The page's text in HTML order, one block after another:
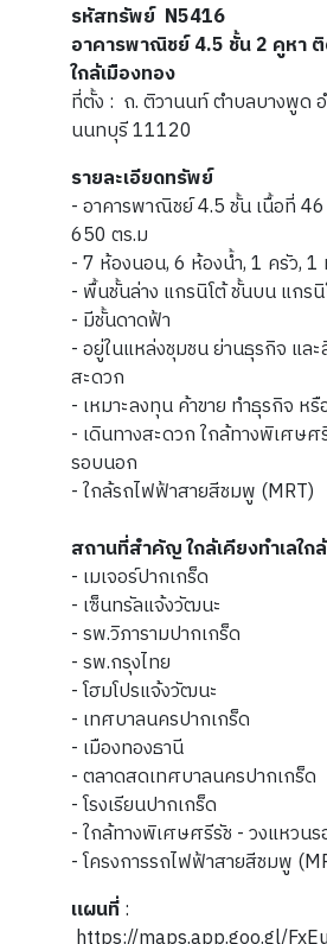
รหัสทรัพย์ N5416
อาคารพาณิชย์ 4.5 ชั้น 2 คูหา
ใกล้เมืองทอง
ที่ตั้ง : ถ. ติวานนท์ ตำบลบางพูด อ
นนทบุรี 11120
รายละเอียดทรัพย์
- อาคารพาณิชย์ 4.5 ชั้นเนื้อที่
650 ตร.ม
- 7 ห้องนอน, 6 ห้องน้ำ, 1 ครัว, 1
- พื้นชั้นล่าง แกรนิโต้ ชั้นบน แกร
- มีชั้นดาดฟ้า
- อยู่ในแหล่งชุมชน ย่านธุรกิจ แล
สะดวก
- เหมาะลงทุน ค้าขาย ทำธุรกิจ หรื
- เดินทางสะดวก ใกล้ทางพิเศษศ
รอบนอก
- ใกล้รถไฟฟ้าสายสีชมพู (MRT)
สถานที่สำคัญ ใกล้เคียงทำเลใก
- เมเจอร์ปากเกร็ด
- เซ็นทรัลแจ้งวัฒนะ
- รพ.วิภารามปากเกร็ด
- รพ.กรุงไทย
- โฮมโปรแจ้งวัฒนะ
- เทศบาลนครปากเกร็ด
- เมืองทองธานี
- ตลาดสดเทศบาลนครปากเกร็ด
- โรงเรียนปากเกร็ด
- ใกล้ทางพิเศษศรีรัช - วงแหวน
- โครงการรถไฟฟ้าสายสีชมพู
แผนที่: